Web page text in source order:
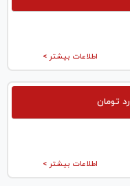
اطلاعات بیشتر >
اطلاعات بیشتر >